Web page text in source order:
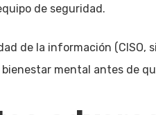
de seguridad.
de la información (CISO,
mental antes de